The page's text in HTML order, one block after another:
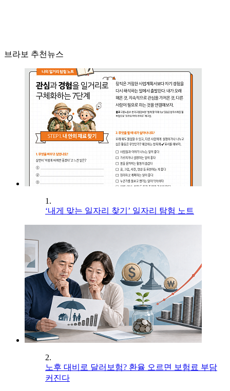
브라보 추천뉴스
1.
‘내게 맞는 일자리 찾기’ 일자리 탐험 노트
2.
노후 대비로 달러보험? 환율 오르면 보험료 부담
커진다